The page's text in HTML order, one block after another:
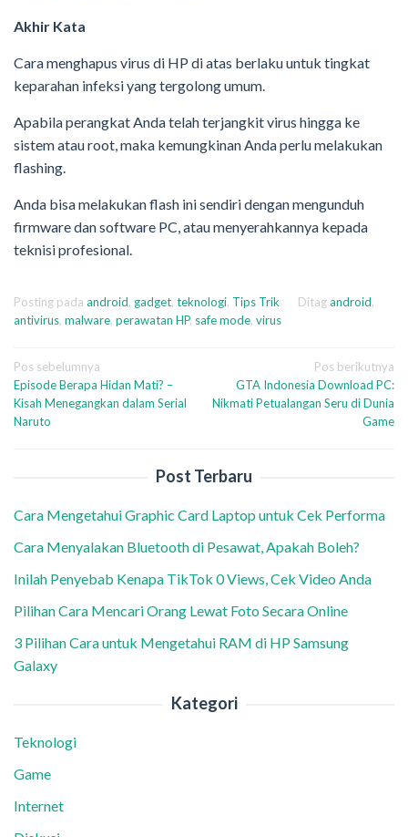
Akhir Kata
Cara menghapus virus di HP di atas berlaku untuk tingkat
keparahan infeksi yang tergolong umum.
Apabila perangkat Anda telah terjangkit virus hingga ke
sistem atau root, maka kemungkinan Anda perlu melakukan
flashing.
Anda bisa melakukan flash ini sendiri dengan mengunduh
firmware dan software PC, atau menyerahkannya kepada
teknisi profesional.
Posting pada android, gadget, teknologi, Tips Trik Ditagandroid,
antivirus, malware, perawatan HP, safe mode, virus
Navigasi
pos
Pos sebelumnya
Episode Berapa Hidan Mati? –
Kisah Menegangkan dalam Serial
Naruto
Pos berikutnya
GTA Indonesia Download PC:
Nikmati Petualangan Seru di Dunia
Game
Post Terbaru
Cara Mengetahui Graphic Card Laptop untuk Cek Performa
Cara Menyalakan Bluetooth di Pesawat, Apakah Boleh?
Inilah Penyebab Kenapa TikTok 0 Views, Cek Video Anda
Pilihan Cara Mencari Orang Lewat Foto Secara Online
3 Pilihan Cara untuk Mengetahui RAM di HP Samsung
Galaxy
Kategori
Teknologi
Game
Internet